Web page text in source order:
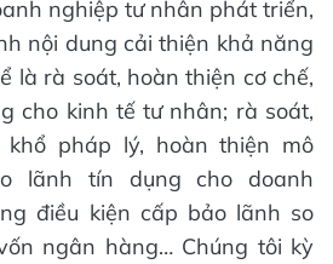
nghiệp tư nhân phát triển,
nội dung cải thiện khả năng
là rà soát, hoàn thiện cơ chế,
cho kinh tế tư nhân; rà soát,
khổ pháp lý, hoàn thiện mô
lãnh tín dụng cho doanh
điều kiện cấp bảo lãnh so
ngân hàng… Chúng tôi kỳ